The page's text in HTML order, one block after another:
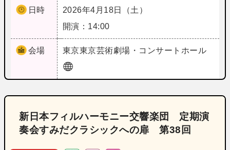
日時
2026年4月18日（土）
開演：14:00
会場 東京東京芸術劇場・コンサートホール
新日本フィルハーモニー交響楽団 定期演
奏会すみだクラシックへの扉 第38回